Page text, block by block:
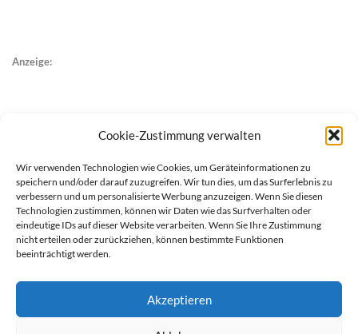
Cookie-Zustimmung verwalten
Wir verwenden Technologien wie Cookies, um Geräteinformationen zu
speichern und/oder darauf zuzugreifen. Wir tun dies, um das Surferlebnis zu
verbessern und um personalisierte Werbung anzuzeigen. Wenn Sie diesen
Technologien zustimmen, können wir Daten wie das Surfverhalten oder
eindeutige IDs auf dieser Website verarbeiten. Wenn Sie Ihre Zustimmung
nicht erteilen oder zurückziehen, können bestimmte Funktionen
beeinträchtigt werden.
Akzeptieren
Anzeige: